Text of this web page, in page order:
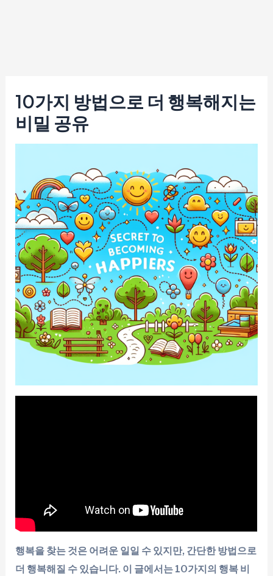
10가지 방법으로 더 행복해지는
비밀 공유
행복을 찾는 것은 어려운 일일 수 있지만, 간단한 방법으로
더 행복해질 수 있습니다. 이 글에서는 10가지의 행복 비